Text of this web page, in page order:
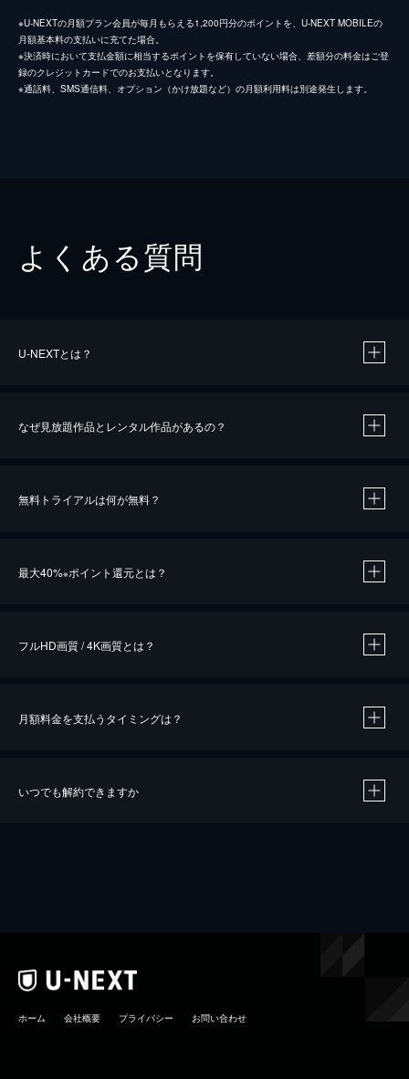
※U-NEXTの月額プラン会員が毎月もらえる1,200円分のポイントを、U-NEXT MOBILEの
月額基本料の支払いに充てた場合。
※決済時において支払金額に相当するポイントを保有していない場合、差額分の料金はご登
録のクレジットカードでのお支払いとなります。
※通話料、SMS通信料、オプション（かけ放題など）の月額利用料は別途発生します。
よくある質問
U-NEXTとは？
なぜ見放題作品とレンタル作品があるの？
無料トライアルは何が無料？
最大40%※ポイント還元とは？
※40％ポイント還元の対象は、クレジットカード決済による作品の購入 / レンタルです。
フルHD画質 / 4K画質とは？
月額料金を支払うタイミングは？
いつでも解約できますか
ホーム 会社概要 プライバシー お問い合わせ